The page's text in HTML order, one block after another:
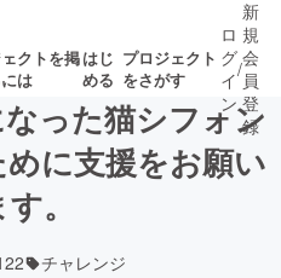
クトを掲
は
はじ
める
プロジェクト
をさがす
ロ募集終了が近いプ
ロ
グ
イ
ン
/
新
規
会
員
登
録
った猫シフォン
に支援をお願い
。
チャレンジ